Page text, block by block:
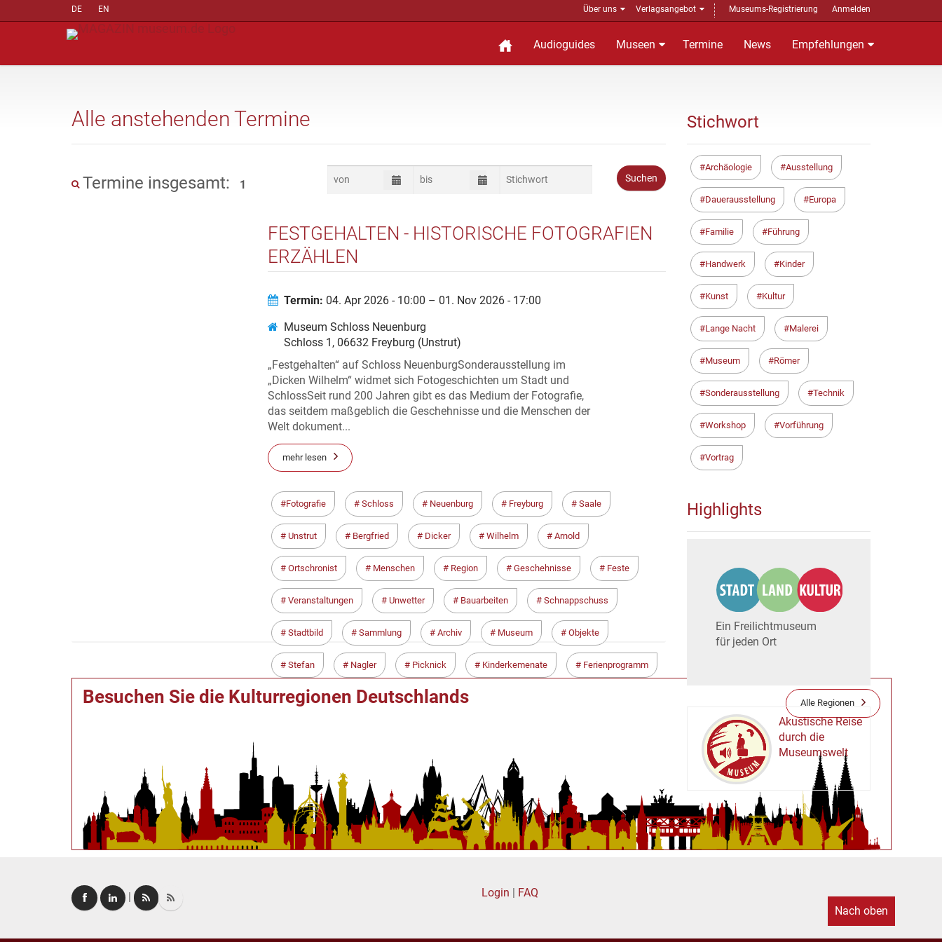
DE EN Über uns Verlagsangebot Museums-Registrierung Anmelden
Audioguides Museen Termine News Empfehlungen
Alle anstehenden Termine
Termine insgesamt: 1
FESTGEHALTEN - HISTORISCHE FOTOGRAFIEN
ERZÄHLEN
Termin: 04. Apr 2026 - 10:00 – 01. Nov 2026 - 17:00
Museum Schloss Neuenburg
Schloss 1, 06632 Freyburg (Unstrut)
„Festgehalten“ auf Schloss NeuenburgSonderausstellung im
„Dicken Wilhelm“ widmet sich Fotogeschichten um Stadt und
SchlossSeit rund 200 Jahren gibt es das Medium der Fotografie,
das seitdem maßgeblich die Geschehnisse und die Menschen der
Welt dokument...
mehr lesen
Fotografie Schloss Neuenburg Freyburg Saale
Unstrut Bergfried Dicker Wilhelm Arnold
Ortschronist Menschen Region Geschehnisse Feste
Veranstaltungen Unwetter Bauarbeiten Schnappschuss
Stadtbild Sammlung Archiv Museum Objekte
Stefan Nagler Picknick Kinderkemenate Ferienprogramm
Besuchen Sie die Kulturregionen Deutschlands Alle Regionen
Stichwort
Archäologie Ausstellung
Dauerausstellung Europa
Familie Führung
Handwerk Kinder
Kunst Kultur
Lange Nacht Malerei
Museum Römer
Sonderausstellung Technik
Workshop Vorführung
Vortrag
Highlights
Ein Freilichtmuseum
für jeden Ort
MUSEUM
Akustische Reise
durch die
Museumswelt
Login | FAQ
Nach oben